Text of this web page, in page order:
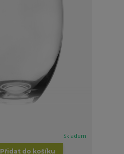
Skladem
Přidat do košíku